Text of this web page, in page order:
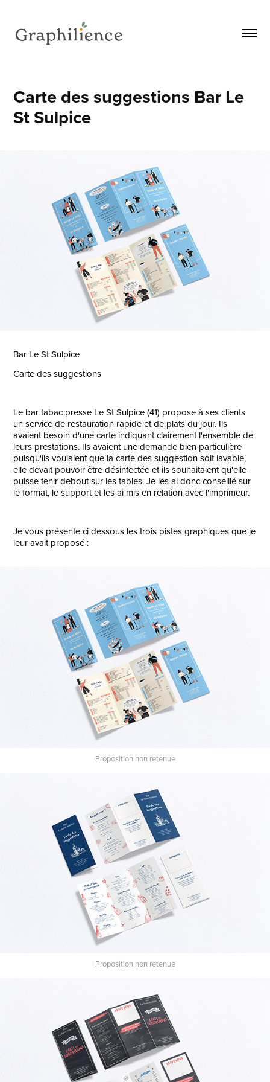
Carte des suggestions Bar Le
St Sulpice
Bar Le St Sulpice
Carte des suggestions
Le bar tabac presse Le St Sulpice (41) propose à ses clients
un service de restauration rapide et de plats du jour. Ils
avaient besoin d'une carte indiquant clairement l'ensemble de
leurs prestations. Ils avaient une demande bien particulière
puisqu'ils voulaient que la carte des suggestion soit lavable,
elle devait pouvoir être désinfectée et ils souhaitaient qu'elle
puisse tenir debout sur les tables. Je les ai donc conseillé sur
le format, le support et les ai mis en relation avec l'imprimeur.
Je vous présente ci dessous les trois pistes graphiques que je
leur avait proposé :
Proposition non retenue
Proposition non retenue